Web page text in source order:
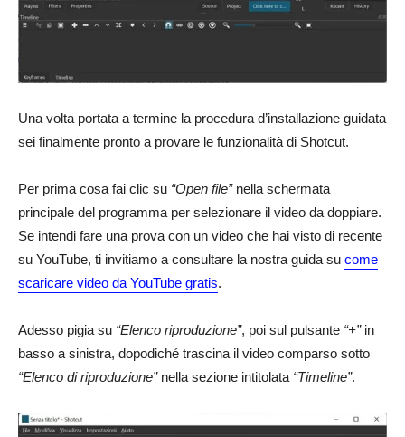
Una volta portata a termine la procedura d’installazione guidata
sei finalmente pronto a provare le funzionalità di Shotcut.
Per prima cosa fai clic su “Open file”nella schermata
principale del programma per selezionare il video da doppiare.
Se intendi fare una prova con un video che hai visto di recente
su YouTube, ti invitiamo a consultare la nostra guida su come
scaricare video da YouTube gratis.
Adesso pigia su “Elenco riproduzione”, poi sul pulsante “+”in
basso a sinistra, dopodiché trascina il video comparso sotto
“Elenco di riproduzione”nella sezione intitolata “Timeline”.